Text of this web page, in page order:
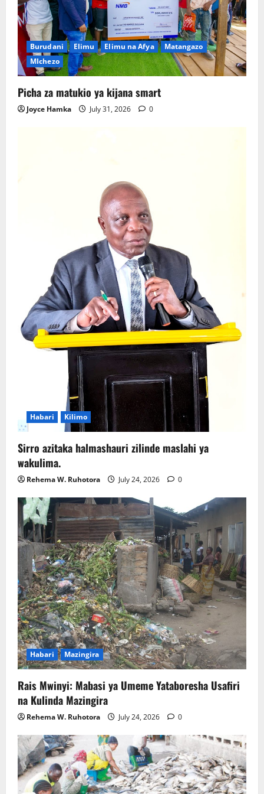
Burudani Elimu Elimu na Afya
Matangazo
MIchezo
Picha za matukio ya kijana smart
Joyce Hamka July 31, 2026 0
Habari Kilimo
Sirro azitaka halmashauri zilinde maslahi ya
wakulima.
Rehema W. Ruhotora July 24, 2026 0
Habari Mazingira
Rais Mwinyi: Mabasi ya Umeme Yataboresha Usafiri
na Kulinda Mazingira
Rehema W. Ruhotora July 24, 2026 0